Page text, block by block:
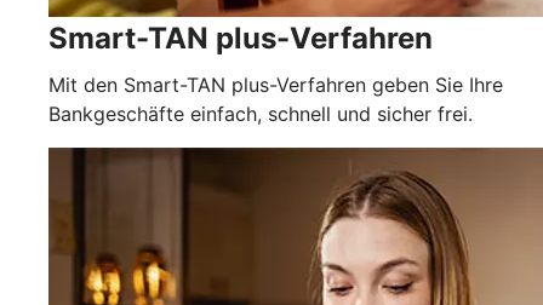
Smart-TAN plus-Verfahren
Mit den Smart-TAN plus-Verfahren geben Sie Ihre
Bankgeschäfte einfach, schnell und sicher frei.